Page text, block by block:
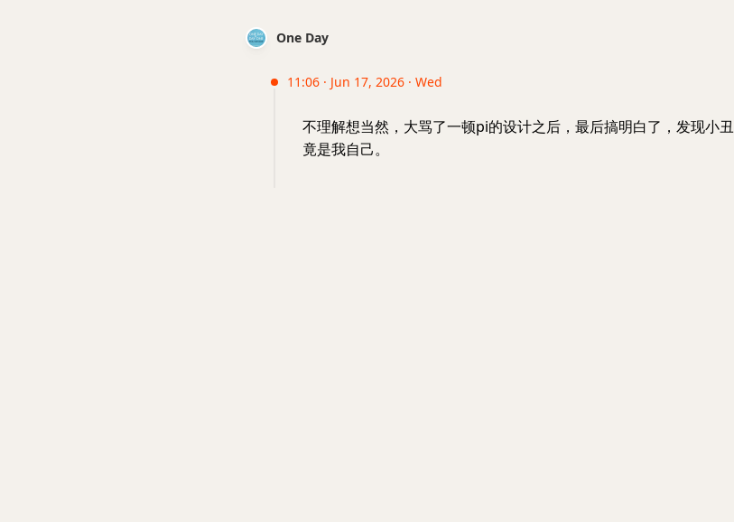
One Day
11:06 · Jun 17, 2026 · Wed
不理解想当然，大骂了一顿pi的设计之后，最后搞明白了，发现小丑
竟是我自己。